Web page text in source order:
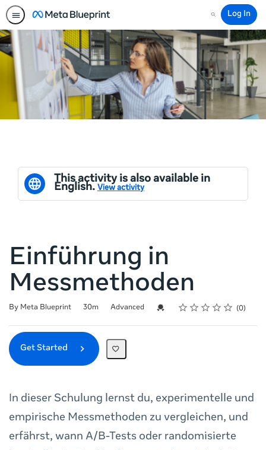
Search
Log In
This activity is also available in
English. View activity
Einführung in
Messmethoden
By Meta Blueprint
Duration 30m
Difficulty Advanced Credential For Completion
Rating
1 star
2 stars
3 stars
4 stars
5 stars
Average rating: 0 0
No reviews
Get Started
In dieser Schulung lernst du, experimentelle und
empirische Messmethoden zu vergleichen, und
erfährst, wann A/B-Tests oder randomisierte